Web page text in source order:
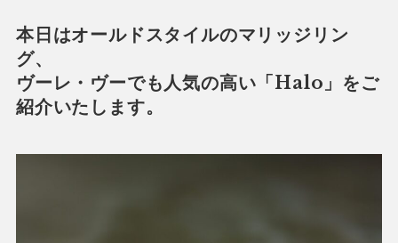
本日はオールドスタイルのマリッジリン
グ、
ヴーレ・ヴーでも人気の高い「Halo」をご
紹介いたします。